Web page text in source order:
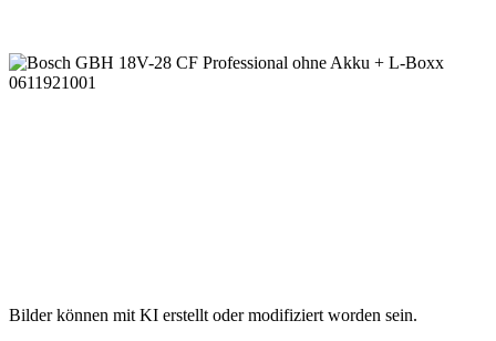
Bilder können mit KI erstellt oder modifiziert worden sein.